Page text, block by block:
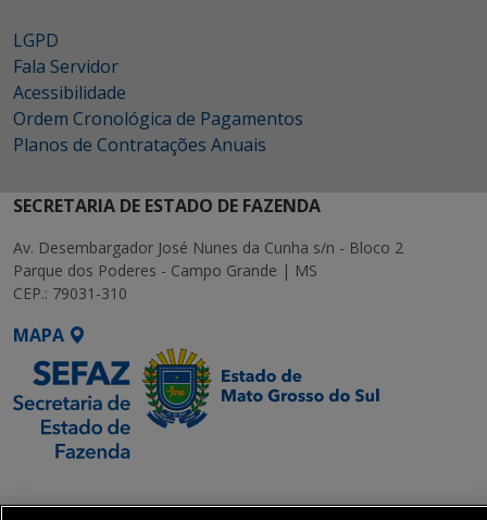
LGPD
Fala Servidor
Acessibilidade
Ordem Cronológica de Pagamentos
Planos de Contratações Anuais
SECRETARIA DE ESTADO DE FAZENDA
Av. Desembargador José Nunes da Cunha s/n - Bloco 2
Parque dos Poderes - Campo Grande | MS
CEP.: 79031-310
MAPA
Executiva de